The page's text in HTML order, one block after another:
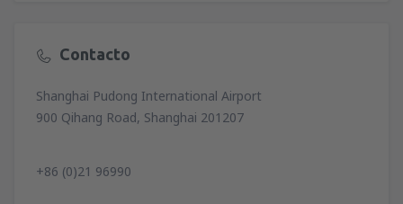
Contacto
Shanghai Pudong International Airport
900 Qihang Road, Shanghai 201207
+86 (0)21 96990